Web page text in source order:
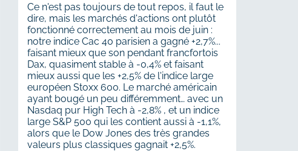
Ce n'est pas toujours de tout repos, il faut le
dire, mais les marchés d'actions ont plutôt
fonctionné correctement au mois de juin :
notre indice Cac 40 parisien a gagné +2,7%...
faisant mieux que son pendant francfortois
Dax, quasiment stable à -0,4% et faisant
mieux aussi que les +2,5% de l'indice large
européen Stoxx 600. Le marché américain
ayant bougé un peu différemment… avec un
Nasdaq pur High Tech à -2,8% , et un indice
large S&P 500 qui les contient aussi à -1,1%,
alors que le Dow Jones des très grandes
valeurs plus classiques gagnait +2,5%.